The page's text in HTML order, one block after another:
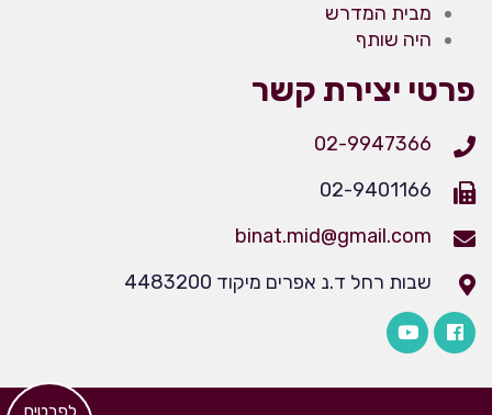
מבית המדרש
היה שותף
פרטי יצירת קשר
02-9947366
02-9401166
binat.mid@gmail.com
שבות רחל ד.נ אפרים מיקוד 4483200